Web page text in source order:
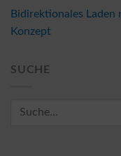
Bidirektionales
Konzept
SUCHE